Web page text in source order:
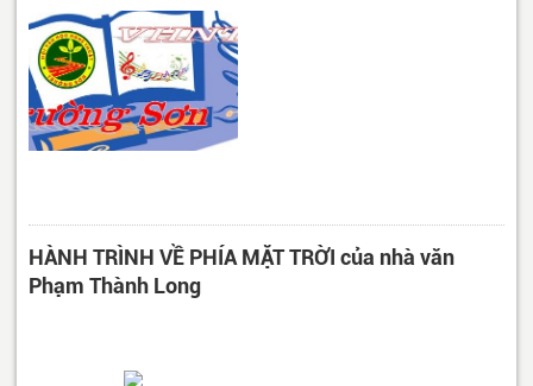
HÀNH TRÌNH VỀ PHÍA MẶT TRỜI của nhà văn
Phạm Thành Long